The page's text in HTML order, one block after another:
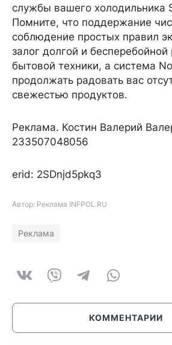
службы вашего холодильника
Помните, что поддержание
соблюдение простых правил
залог долгой и
бытовой техники, а система
продолжать радовать вас
свежестью продуктов.
Реклама. Костин Валерий
233507048056
erid: 2SDnjd5pkq3
Автор: Реклама INFPOL.RU
Реклама
КОММЕНТАРИИ